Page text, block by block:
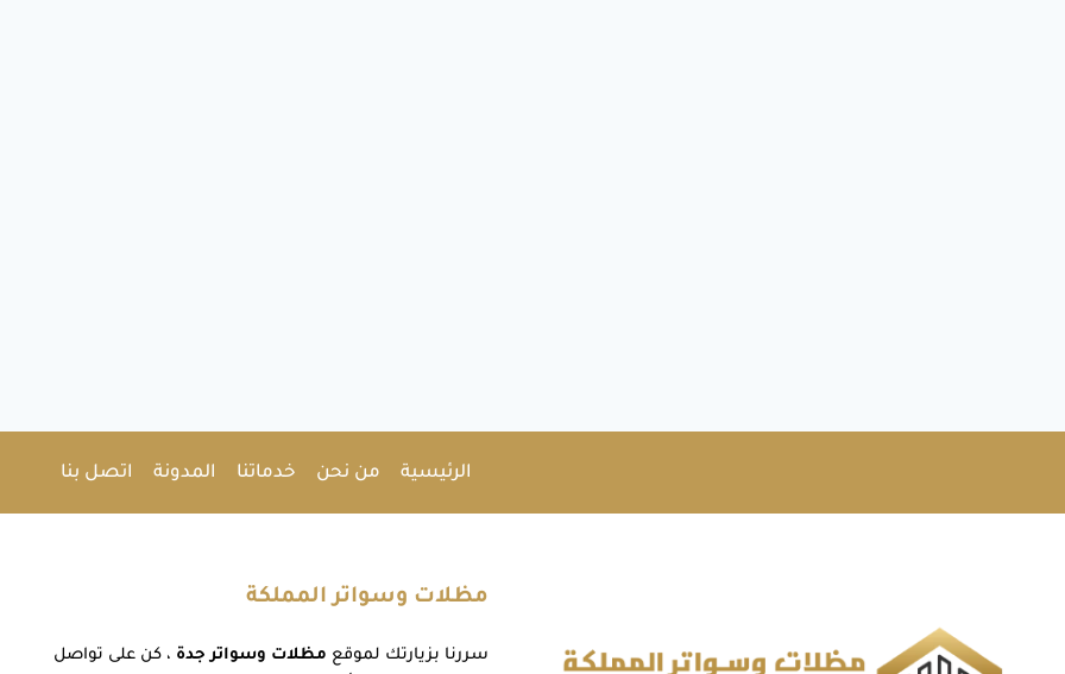
الرئيسية من نحن خدماتنا المدونة اتصل بنا
مظلات وسواتر المملكة
سررنا بزيارتك لموقع مظلات وسواتر جدة ، كن على تواصل